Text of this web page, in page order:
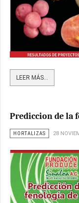
LEER MÁS...
Prediccion de la
HORTALIZAS 28